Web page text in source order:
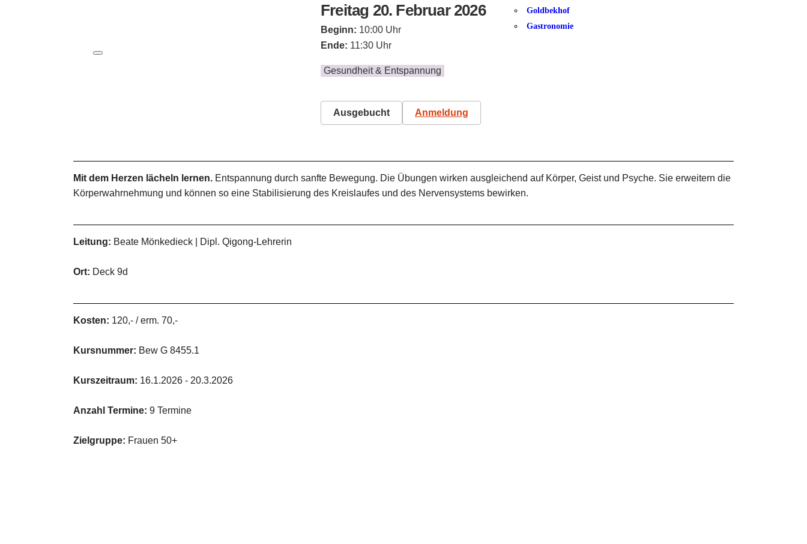
Goldbekhof
Gastronomie
Freitag 20. Februar 2026
Beginn: 10:00 Uhr
Ende: 11:30 Uhr
Gesundheit & Entspannung
Ausgebucht Anmeldung
Mit dem Herzen lächeln lernen. Entspannung durch sanfte Bewegung. Die Übungen wirken ausgleichend auf Körper, Geist und Psyche. Sie erweitern die
Körperwahrnehmung und können so eine Stabilisierung des Kreislaufes und des Nervensystems bewirken.
Leitung: Beate Mönkedieck | Dipl. Qigong-Lehrerin
Ort: Deck 9d
Kosten: 120,- / erm. 70,-
Kursnummer: Bew G 8455.1
Kurszeitraum: 16.1.2026 - 20.3.2026
Anzahl Termine: 9 Termine
Zielgruppe: Frauen 50+